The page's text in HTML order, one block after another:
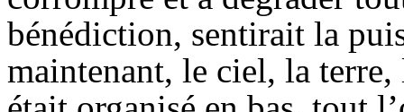
bénédiction, sentirait la
maintenant, le ciel, la